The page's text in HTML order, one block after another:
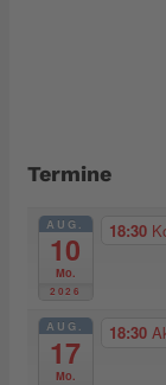
Termine
AUG.
10
Mo.
2026
18:30
AUG.
17
Mo.
18:30